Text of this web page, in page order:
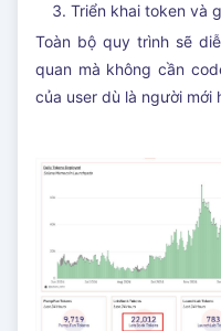
Triển khai token và
Toàn bộ quy trình sẽ
quan mà không cần
của user dù là người mới